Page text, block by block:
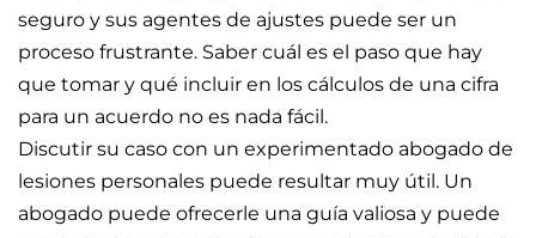
seguro y sus agentes de ajustes puede ser un
proceso frustrante. Saber cuál es el paso que hay
que tomar y qué incluir en los cálculos de una cifra
para un acuerdo no es nada fácil.
Discutir su caso con un experimentado abogado de
lesiones personales puede resultar muy útil. Un
abogado puede ofrecerle una guía valiosa y puede